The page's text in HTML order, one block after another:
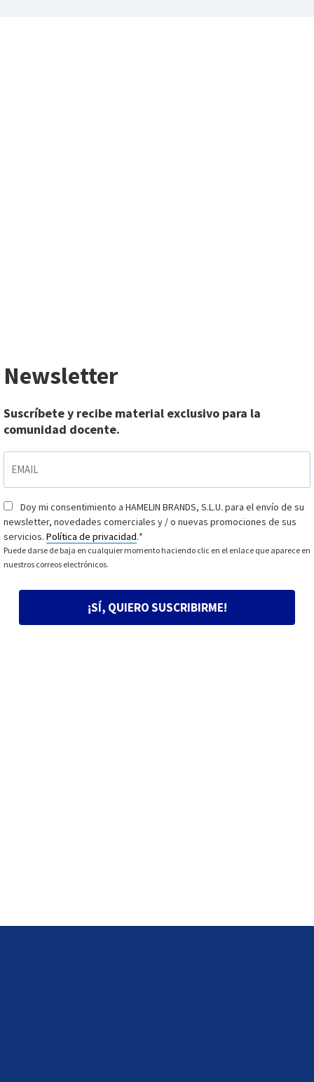
Newsletter
Suscríbete y recibe material exclusivo para la
comunidad docente.
Consentimiento*
Doy mi consentimiento a HAMELIN BRANDS, S.L.U. para el envío de su
newsletter, novedades comerciales y / o nuevas promociones de sus
servicios. Política de privacidad.*
Puede darse de baja en cualquier momento haciendo clic en el enlace que aparece en
nuestros correos electrónicos.